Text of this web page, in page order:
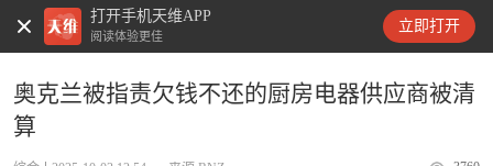
打开手机天维APP
阅读体验更佳
立即打开
天维新闻
奥克兰被指责欠钱不还的厨房电器供应商被清
算